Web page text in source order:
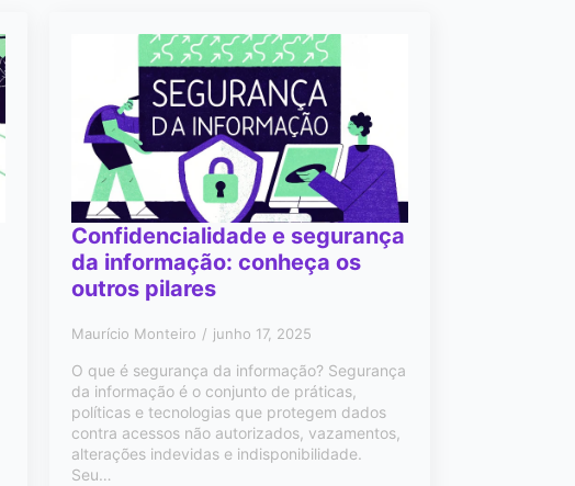
Confidencialidade e segurança
da informação: conheça os
outros pilares
Maurício Monteiro junho 17, 2025
O que é segurança da informação? Segurança
da informação é o conjunto de práticas,
políticas e tecnologias que protegem dados
contra acessos não autorizados, vazamentos,
alterações indevidas e indisponibilidade.
Seu…